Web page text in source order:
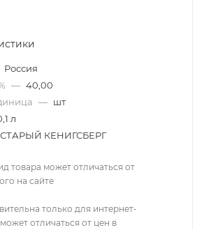
Россия
— 40,00
— шт
л
СТАРЫЙ КЕНИГСБЕРГ
товара может отличаться от
на сайте
только для интернет-
отличаться от цен в